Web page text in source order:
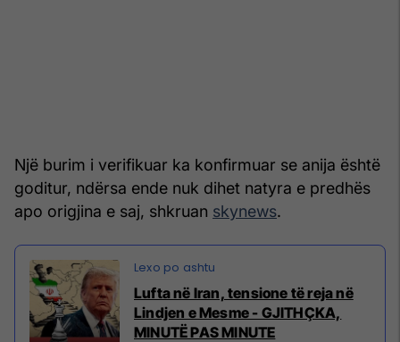
Një burim i verifikuar ka konfirmuar se anija është
goditur, ndërsa ende nuk dihet natyra e predhës
apo origjina e saj, shkruan skynews.
Lufta në Iran, tensione të reja në
Lindjen e Mesme - GJITHÇKA,
MINUTË PAS MINUTE